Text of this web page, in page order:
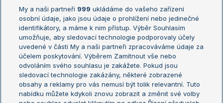
Žebříček ATP (muži)
Žebříček WTA (ženy)
Sázkařský žebříček
Australian Open
French Open
Wimbledon
US Open
Turnaj mistrů
Turnaj mistryň
Aktualní trendy
My a naši partneři 999 ukládáme do vašeho zařízení
osobní údaje, jako jsou údaje o prohlížení nebo jedinečné
identifikátory, a máme k nim přístup. Výběr Souhlasím
umožňuje, aby sledovací technologie podporovaly účely
uvedené v části My a naši partneři zpracováváme údaje za
účelem poskytování. Výběrem Zamítnout vše nebo
odvoláním svého souhlasu je zakážete. Pokud jsou
sledovací technologie zakázány, některé zobrazené
obsahy a reklamy pro vás nemusí být tolik relevantní. Tuto
nabídku můžete kdykoli znovu zobrazit a změnit své volby